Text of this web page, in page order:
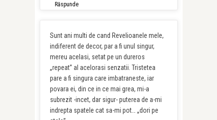
Răspunde
Sunt ani multi de cand Revelioanele mele,
indiferent de decor, par a fi unul singur,
mereu acelasi, setat pe un dureros
„repeat” al acelorasi senzatii. Tristetea
pare a fi singura care imbatraneste, iar
povara ei, din ce in ce mai grea, mi-a
subrezit -incet, dar sigur- puterea de a-mi
indrepta spatele cat sa-mi pot… „dori pe